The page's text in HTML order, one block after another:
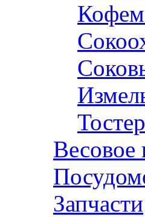
Весовое
Запчасти